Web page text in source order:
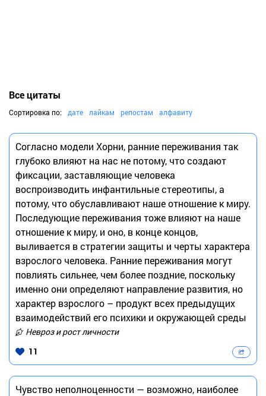
Все цитаты
Сортировка по: дате лайкам репостам алфавиту
Согласно модели Хорни, ранние переживания так
глубоко влияют на нас не потому, что создают
фиксации, заставляющие человека
воспроизводить инфантильные стереотипы, а
потому, что обуславливают наше отношение к миру.
Последующие переживания тоже влияют на наше
отношение к миру, и оно, в конце концов,
выливается в стратегии защиты и черты характера
взрослого человека. Ранние переживания могут
повлиять сильнее, чем более поздние, поскольку
именно они определяют направление развития, но
характер взрослого – продукт всех предыдущих
взаимодействий его психики и окружающей среды
Невроз и рост личности
11
Чувство неполноценности — возможно, наиболее